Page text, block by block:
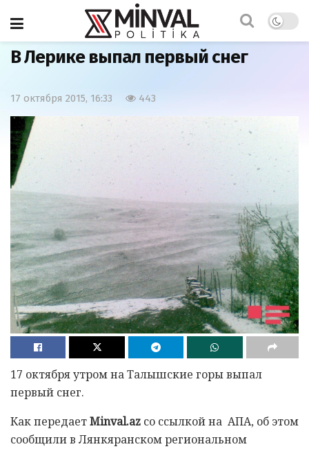
Главная Азербайджан
В Лерике выпал первый снег
17 октября 2015, 16:33 443
17 октября утром на Талышские горы выпал
первый снег.
Как передаетMinval.az со ссылкой на АПА, об этом
сообщили в Лянкяранском региональном